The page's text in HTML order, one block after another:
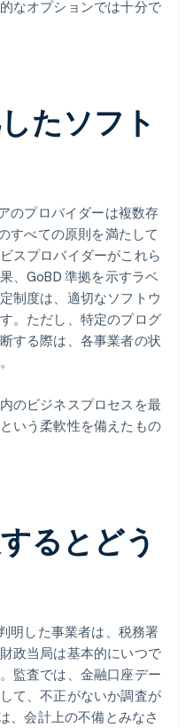
なオプションでは十分で
たソフト
のプロバイダーは複数存
すべての原則を満たして
スプロバイダーがこれら
、GoBD 準拠を示すラベ
制度は、適切なソフトウ
。ただし、特定のプログ
する際は、各事業者の状
のビジネスプロセスを最
いう柔軟性を備えたもの
るとどう
明した事業者は、税務署
政当局は基本的にいつで
監査では、金融口座デー
て、不正がないか調査が
、会計上の不備とみなさ